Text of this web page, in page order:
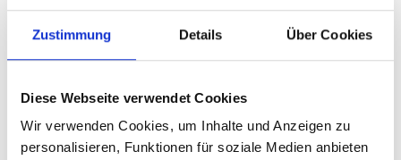
Zustimmung Details Über Cookies
Diese Webseite verwendet Cookies
Wir verwenden Cookies, um Inhalte und Anzeigen zu
personalisieren, Funktionen für soziale Medien anbieten
Impressionen